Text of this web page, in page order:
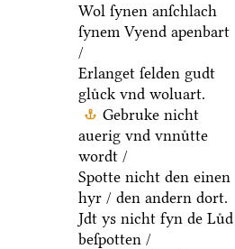
Wol ſynen anſchlach
ſynem Vyend apenbart
/
Erlanget ſelden gudt
gluͤck vnd woluart.
Gebruke nicht
auerig vnd vnnuͤtte
wordt /
Spotte nicht den einen
hyr / den andern dort.
Jdt ys nicht fyn de Luͤd
beſpotten /